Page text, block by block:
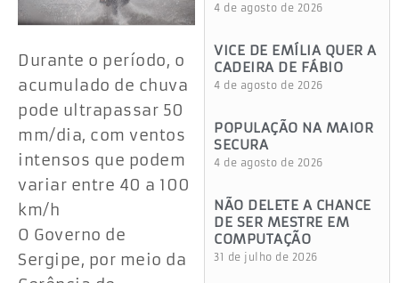
Durante o período, o
acumulado de chuva
pode ultrapassar 50
mm/dia, com ventos
intensos que podem
variar entre 40 a 100
km/h
O Governo de
Sergipe, por meio da
4 de agosto de 2026
VICE DE EMÍLIA QUER A
CADEIRA DE FÁBIO
4 de agosto de 2026
POPULAÇÃO NA MAIOR
SECURA
4 de agosto de 2026
NÃO DELETE A CHANCE
DE SER MESTRE EM
COMPUTAÇÃO
31 de julho de 2026